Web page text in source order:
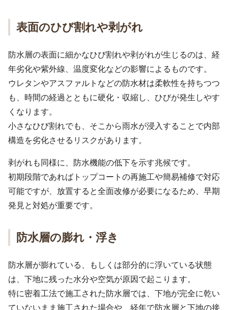
表面のひび割れや剥がれ
防水層の表面に細かなひび割れや剥がれが生じるのは、経
年劣化や紫外線、温度変化などの影響によるものです。
ウレタンやアスファルトなどの防水材は柔軟性を持ちつつ
も、時間の経過とともに硬化・収縮し、ひびが発生しやす
くなります。
小さなひび割れでも、そこから雨水が浸入することで内部
構造を劣化させるリスクがあります。
剥がれも同様に、防水機能の低下を示す兆候です。
初期段階であればトップコートの再施工や簡易補修で対応
可能ですが、放置すると全面改修が必要になるため、早期
発見と対処が重要です。
防水層の膨れ・浮き
防水層が膨れている、もしくは部分的に浮いている状態
は、下地に残った水分や空気が原因で起こります。
特に密着工法で施工された防水層では、下地が完全に乾い
ていないまま施工された場合や、経年で防水層と下地の接